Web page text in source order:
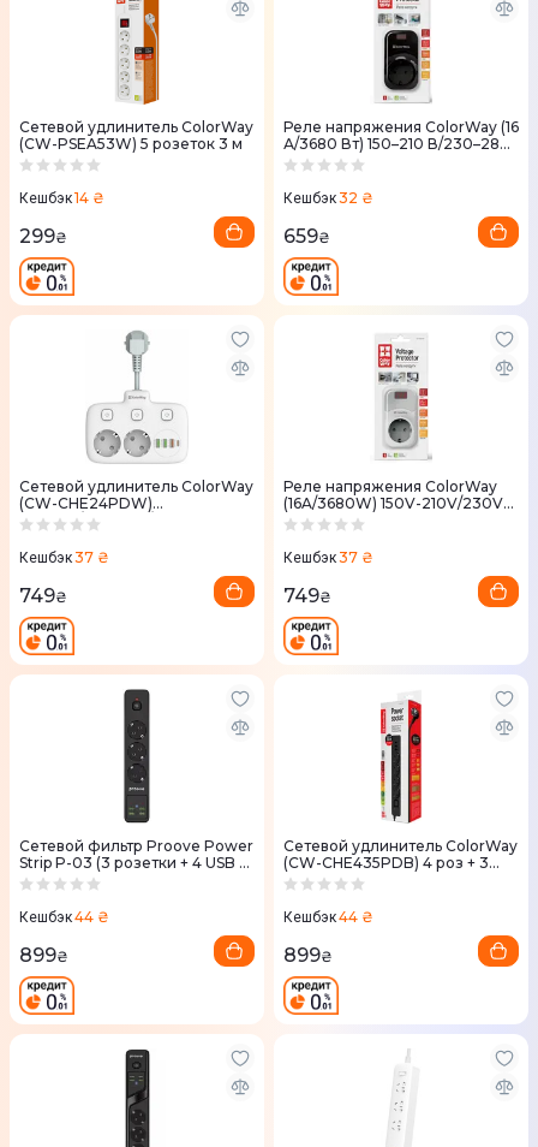
Сетевой удлинитель ColorWay
(CW-PSEA53W) 5 розеток 3 м
Кешбэк14 ₴
299₴
Реле напряжения ColorWay (16
А/3680 Вт) 150–210 В/230–280
В DS4 Black
Кешбэк32 ₴
659₴
Сетевой удлинитель ColorWay
(CW-CHE24PDW)
2x220V/3xUSB-A/1xUSB-C
Кешбэк37 ₴
749₴
Реле напряжения ColorWay
(16A/3680W) 150V-210V/230V-
280V DS1 CW-VR16-01D White
Кешбэк37 ₴
749₴
Сетевой фильтр Proove Power
Strip P-03 (3 розетки + 4 USB +
2 Type-C) 2М
Кешбэк44 ₴
899₴
Сетевой удлинитель ColorWay
(CW-CHE435PDB) 4 роз + 3
USB (2 USB-A + 1 Type-C)
Кешбэк44 ₴
899₴